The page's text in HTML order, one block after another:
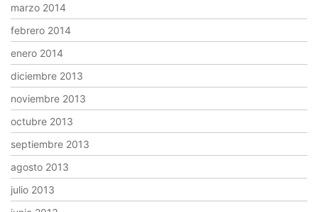
marzo 2014
febrero 2014
enero 2014
diciembre 2013
noviembre 2013
octubre 2013
septiembre 2013
agosto 2013
julio 2013